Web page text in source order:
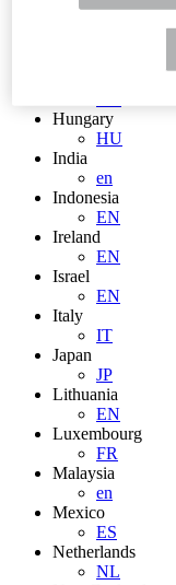
Hungary
HU
India
en
Indonesia
EN
Ireland
EN
Israel
EN
Italy
IT
Japan
JP
Lithuania
EN
Luxembourg
FR
Malaysia
en
Mexico
ES
Netherlands
NL